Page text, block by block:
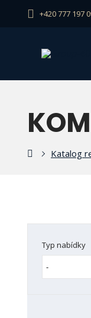
+420 777 197
Katalog
Typ nabídky